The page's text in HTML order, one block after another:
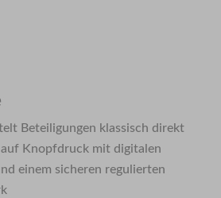
Beteiligungen klassisch direkt
auf Knopfdruck mit digitalen
einem sicheren regulierten